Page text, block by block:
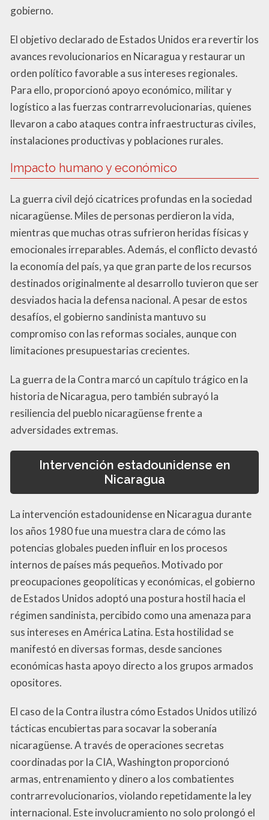
gobierno.
El objetivo declarado de Estados Unidos era revertir los
avances revolucionarios en Nicaragua y restaurar un
orden político favorable a sus intereses regionales.
Para ello, proporcionó apoyo económico, militar y
logístico a las fuerzas contrarrevolucionarias, quienes
llevaron a cabo ataques contra infraestructuras civiles,
instalaciones productivas y poblaciones rurales.
Impacto humano y económico
La guerra civil dejó cicatrices profundas en la sociedad
nicaragüense. Miles de personas perdieron la vida,
mientras que muchas otras sufrieron heridas físicas y
emocionales irreparables. Además, el conflicto devastó
la economía del país, ya que gran parte de los recursos
destinados originalmente al desarrollo tuvieron que ser
desviados hacia la defensa nacional. A pesar de estos
desafíos, el gobierno sandinista mantuvo su
compromiso con las reformas sociales, aunque con
limitaciones presupuestarias crecientes.
La guerra de la Contra marcó un capítulo trágico en la
historia de Nicaragua, pero también subrayó la
resiliencia del pueblo nicaragüense frente a
adversidades extremas.
Intervención estadounidense en
Nicaragua
La intervención estadounidense en Nicaragua durante
los años 1980 fue una muestra clara de cómo las
potencias globales pueden influir en los procesos
internos de países más pequeños. Motivado por
preocupaciones geopolíticas y económicas, el gobierno
de Estados Unidos adoptó una postura hostil hacia el
régimen sandinista, percibido como una amenaza para
sus intereses en América Latina. Esta hostilidad se
manifestó en diversas formas, desde sanciones
económicas hasta apoyo directo a los grupos armados
opositores.
El caso de la Contra ilustra cómo Estados Unidos utilizó
tácticas encubiertas para socavar la soberanía
nicaragüense. A través de operaciones secretas
coordinadas por la CIA, Washington proporcionó
armas, entrenamiento y dinero a los combatientes
contrarrevolucionarios, violando repetidamente la ley
internacional. Este involucramiento no solo prolongó el